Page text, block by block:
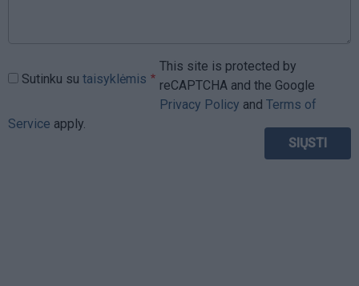
Sutinku su taisyklėmis
This site is protected by
reCAPTCHA and the Google
Privacy Policy and Terms of
Service apply.